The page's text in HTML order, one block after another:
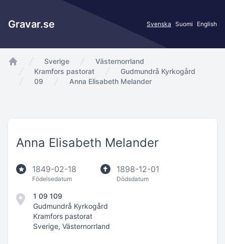
Gravar.se Svenska Suomi English
app.Start
Sverige
Västernorrland
Kramfors pastorat
Gudmundrå Kyrkogård
09
Anna Elisabeth Melander
Anna Elisabeth Melander
1849-02-18
Födelsedatum
1898-12-01
Dödsdatum
1 09 109
Gudmundrå Kyrkogård
Kramfors pastorat
Sverige, Västernorrland